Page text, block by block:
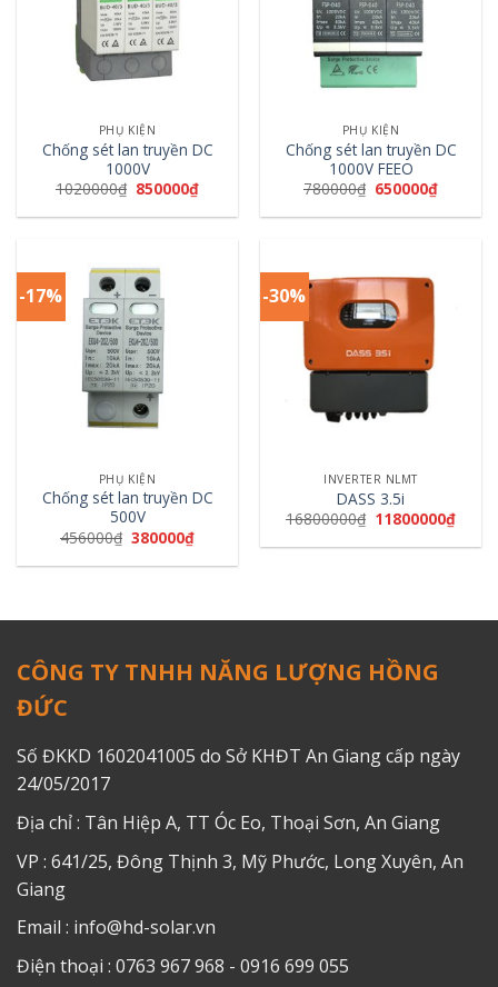
PHỤ KIỆN
Chống sét lan truyền DC
1000V
1020000₫ 850000₫
PHỤ KIỆN
Chống sét lan truyền DC
1000V FEEO
780000₫ 650000₫
-17%
PHỤ KIỆN
Chống sét lan truyền DC
500V
456000₫ 380000₫
-30%
INVERTER NLMT
DASS 3.5i
16800000₫ 11800000₫
CÔNG TY TNHH NĂNG LƯỢNG HỒNG
ĐỨC
Số ĐKKD 1602041005 do Sở KHĐT An Giang cấp ngày
24/05/2017
Địa chỉ : Tân Hiệp A, TT Óc Eo, Thoại Sơn, An Giang
VP : 641/25, Đông Thịnh 3, Mỹ Phước, Long Xuyên, An
Giang
Email : info@hd-solar.vn
Điện thoại : 0763 967 968 - 0916 699 055